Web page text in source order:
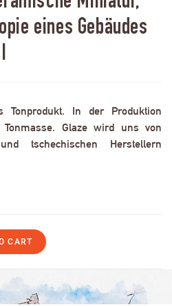
eines Gebäudes
Tonprodukt. In der Produktion
Glaze wird uns von
tschechischen Herstellern
CART